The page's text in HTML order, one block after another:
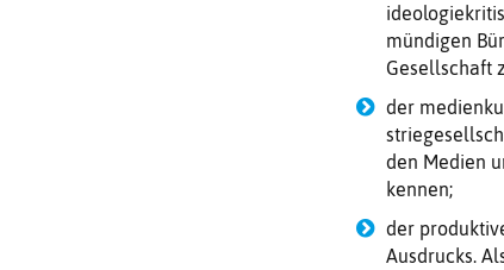
mündigen
Gesell­schaft
der
den Medien
kennen;
der
Ausdrucks.